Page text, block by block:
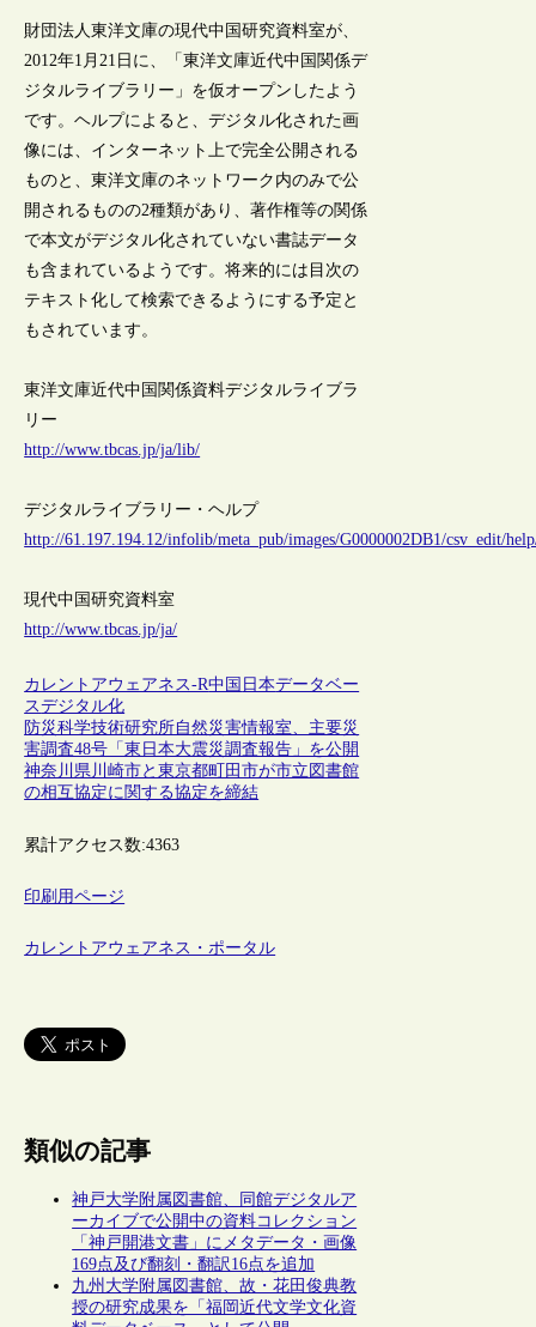
財団法人東洋文庫の現代中国研究資料室が、
2012年1月21日に、「東洋文庫近代中国関係デ
ジタルライブラリー」を仮オープンしたよう
です。ヘルプによると、デジタル化された画
像には、インターネット上で完全公開される
ものと、東洋文庫のネットワーク内のみで公
開されるものの2種類があり、著作権等の関係
で本文がデジタル化されていない書誌データ
も含まれているようです。将来的には目次の
テキスト化して検索できるようにする予定と
もされています。
東洋文庫近代中国関係資料デジタルライブラ
リー
http://www.tbcas.jp/ja/lib/
デジタルライブラリー・ヘルプ
http://61.197.194.12/infolib/meta_pub/images/G0000002DB1/csv_edit/
現代中国研究資料室
http://www.tbcas.jp/ja/
カレントアウェアネス-R中国 日本データベー
スデジタル化
防災科学技術研究所自然災害情報室、主要災
害調査48号「東日本大震災調査報告」を公開
神奈川県川崎市と東京都町田市が市立図書館
の相互協定に関する協定を締結
累計アクセス数:4363
印刷用ページ
カレントアウェアネス・ポータル
類似の記事
神戸大学附属図書館、同館デジタルア
ーカイブで公開中の資料コレクション
「神戸開港文書」にメタデータ・画像
169点及び翻刻・翻訳16点を追加
九州大学附属図書館、故・花田俊典教
授の研究成果を「福岡近代文学文化資